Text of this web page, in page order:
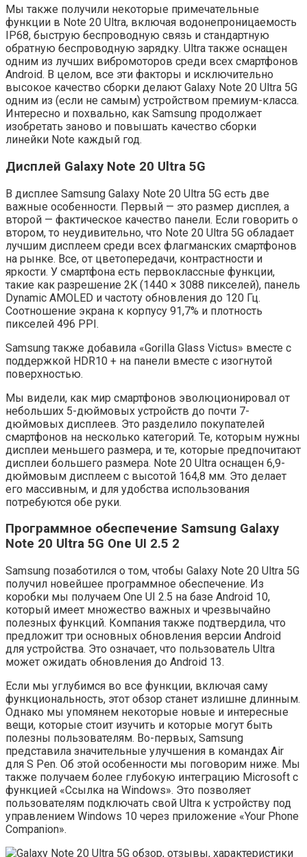
Мы также получили некоторые примечательные
функции в Note 20 Ultra, включая водонепроницаемость
IP68, быструю беспроводную связь и стандартную
обратную беспроводную зарядку. Ultra также оснащен
одним из лучших вибромоторов среди всех смартфонов
Android. В целом, все эти факторы и исключительно
высокое качество сборки делают Galaxy Note 20 Ultra 5G
одним из (если не самым) устройством премиум-класса.
Интересно и похвально, как Samsung продолжает
изобретать заново и повышать качество сборки
линейки Note каждый год.
Дисплей Galaxy Note 20 Ultra 5G
В дисплее Samsung Galaxy Note 20 Ultra 5G есть две
важные особенности. Первый — это размер дисплея, а
второй — фактическое качество панели. Если говорить о
втором, то неудивительно, что Note 20 Ultra 5G обладает
лучшим дисплеем среди всех флагманских смартфонов
на рынке. Все, от цветопередачи, контрастности и
яркости. У смартфона есть первоклассные функции,
такие как разрешение 2K (1440 × 3088 пикселей), панель
Dynamic AMOLED и частоту обновления до 120 Гц.
Соотношение экрана к корпусу 91,7% и плотность
пикселей 496 PPI.
Samsung также добавила «Gorilla Glass Victus» вместе с
поддержкой HDR10 + на панели вместе с изогнутой
поверхностью.
Мы видели, как мир смартфонов эволюционировал от
небольших 5-дюймовых устройств до почти 7-
дюймовых дисплеев. Это разделило покупателей
смартфонов на несколько категорий. Те, которым нужны
дисплеи меньшего размера, и те, которые предпочитают
дисплеи большего размера. Note 20 Ultra оснащен 6,9-
дюймовым дисплеем с высотой 164,8 мм. Это делает
его массивным, и для удобства использования
потребуются обе руки.
Программное обеспечение Samsung Galaxy
Note 20 Ultra 5G One UI 2.5 2
Samsung позаботился о том, чтобы Galaxy Note 20 Ultra 5G
получил новейшее программное обеспечение. Из
коробки мы получаем One UI 2.5 на базе Android 10,
который имеет множество важных и чрезвычайно
полезных функций. Компания также подтвердила, что
предложит три основных обновления версии Android
для устройства. Это означает, что пользователь Ultra
может ожидать обновления до Android 13.
Если мы углубимся во все функции, включая саму
функциональность, этот обзор станет излишне длинным.
Однако мы упомянем некоторые новые и интересные
вещи, которые стоит изучить и которые могут быть
полезны пользователям. Во-первых, Samsung
представила значительные улучшения в командах Air
для S Pen. Об этой особенности мы поговорим ниже. Мы
также получаем более глубокую интеграцию Microsoft с
функцией «Ссылка на Windows». Это позволяет
пользователям подключать свой Ultra к устройству под
управлением Windows 10 через приложение «Your Phone
Companion».